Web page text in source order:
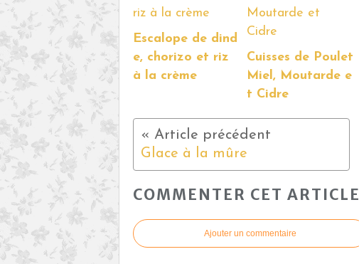
Escalope de dind
e, chorizo et riz
à la crème
Cuisses de Poulet
Miel, Moutarde e
t Cidre
Glace à la mûre
COMMENTER CET ARTICLE
Ajouter un commentaire